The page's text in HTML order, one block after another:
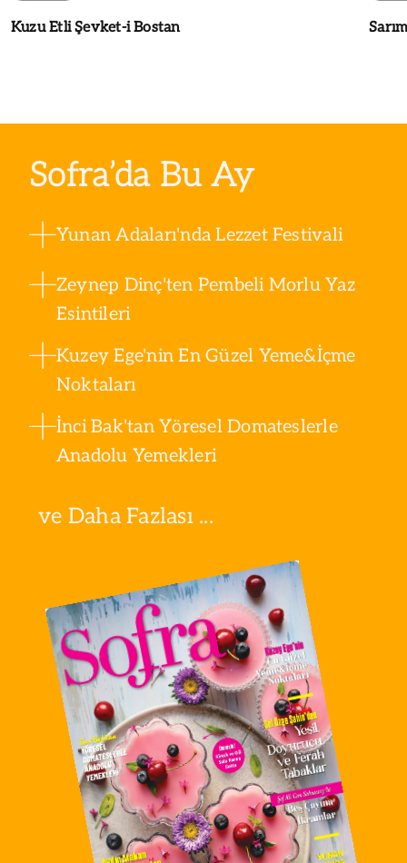
Kuzu Etli Şevket-i Bostan
Sofra’da Bu Ay
Yunan Adaları'nda Lezzet Festivali
Zeynep Dinç'ten Pembeli Morlu Yaz
Esintileri
Kuzey Ege'nin En Güzel Yeme&İçme
Noktaları
İnci Bak'tan Yöresel Domateslerle
Anadolu Yemekleri
ve Daha Fazlası ...